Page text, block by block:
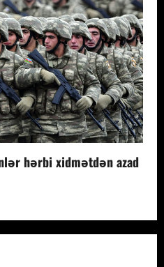
hərbi xidmətdən azad